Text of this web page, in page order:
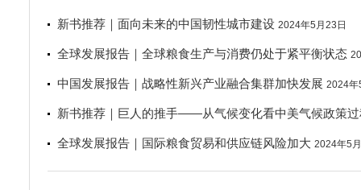
新书推荐｜面向未来的中国韧性城市建设 2024年5月23日
全球发展报告｜全球粮食生产与消费仍处于紧平衡状态
中国发展报告｜战略性新兴产业融合集群加快发展 2024年
新书推荐｜巨人的推手——从气候变化看中美气候政策
全球发展报告｜国际粮食贸易和供应链风险加大 2024年5